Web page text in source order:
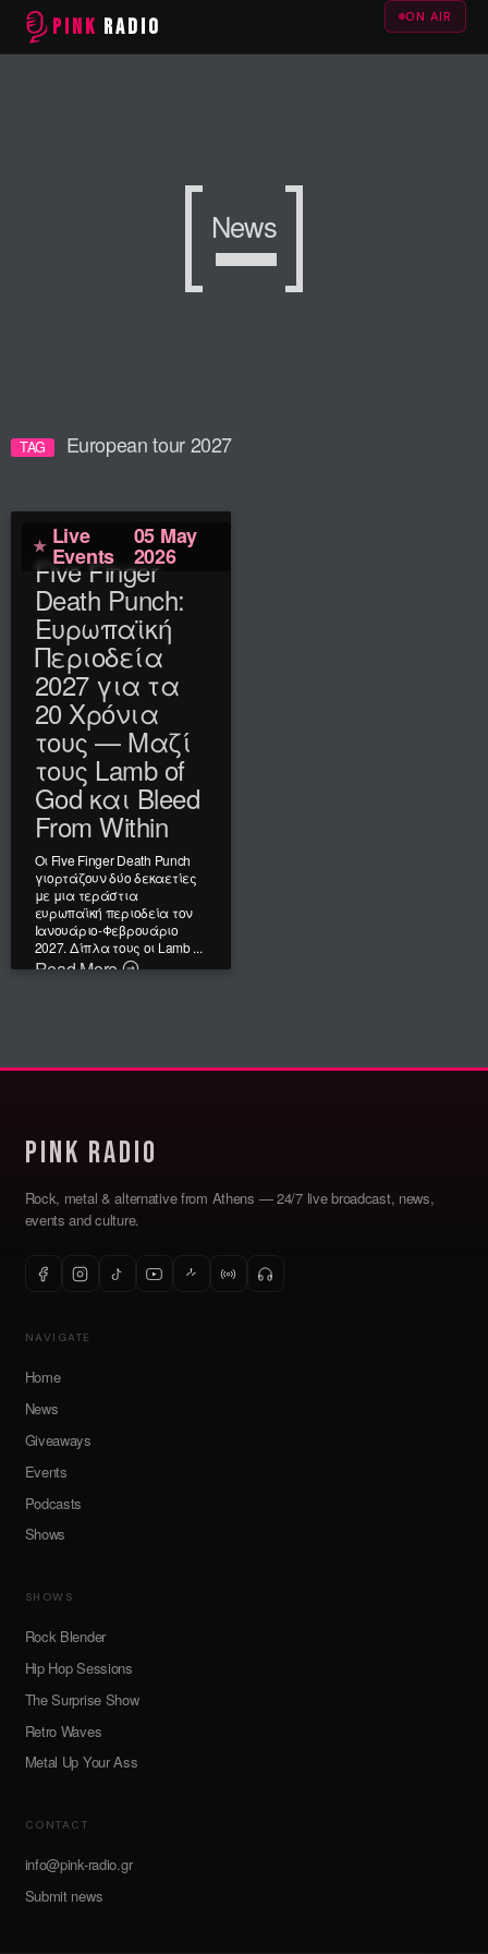
PINK RADIO ON AIR
News
TAG European tour 2027
Live
Events
05 May
2026
Five Finger
Death Punch:
Ευρωπαϊκή
Περιοδεία
2027 για τα
20 Χρόνια
τους — Μαζί
τους Lamb of
God και Bleed
From Within
Οι Five Finger Death Punch
γιορτάζουν δύο δεκαετίες
με μια τεράστια
ευρωπαϊκή περιοδεία τον
Ιανουάριο-Φεβρουάριο
2027. Δίπλα τους οι Lamb ...
Read More
Pink Radio
Rock, metal & alternative from Athens — 24/7 live broadcast, news,
events and culture.
NAVIGATE
Home
News
Giveaways
Events
Podcasts
Shows
SHOWS
Rock Blender
Hip Hop Sessions
The Surprise Show
Retro Waves
Metal Up Your Ass
CONTACT
info@pink-radio.gr
Submit news